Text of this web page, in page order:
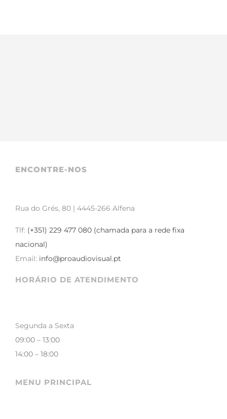
ENCONTRE-NOS
Rua do Grés, 80 | 4445-266 Alfena
Tlf: (+351) 229 477 080 (chamada para a rede fixa
nacional)
Email: info@proaudiovisual.pt
HORÁRIO DE ATENDIMENTO
Segunda a Sexta
09:00 – 13:00
14:00 – 18:00
MENU PRINCIPAL